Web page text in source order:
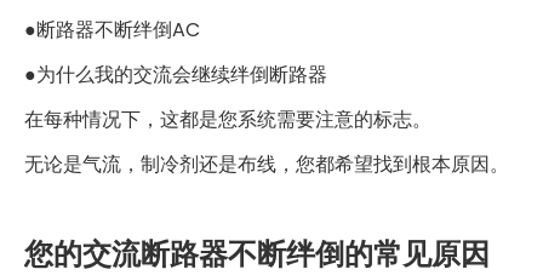
●断路器不断绊倒AC
●为什么我的交流会继续绊倒断路器
在每种情况下，这都是您系统需要注意的标志。
无论是气流，制冷剂还是布线，您都希望找到根本原因。
您的交流断路器不断绊倒的常见原因